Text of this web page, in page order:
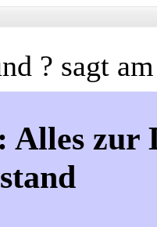
? sagt am
Alles zur